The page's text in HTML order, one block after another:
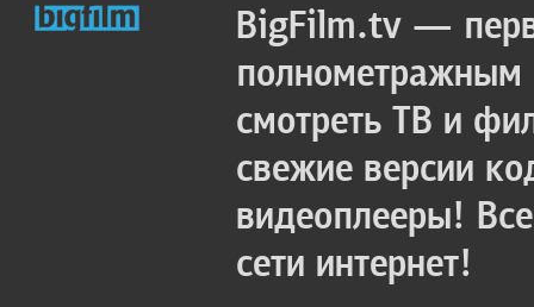
BigFilm.tv —
полнометражным
смотреть ТВ и
свежие версии
видеоплееры!
сети интернет!